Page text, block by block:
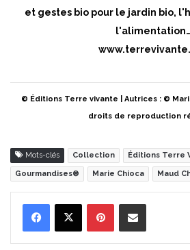
et gestes bio pour le jardin bio,
l'alimentation…
© Éditions Terre vivante | Autrices : ©
droits de reproduction
Mots-clés Collection Éditions Terre
Gourmandises® Marie Chioca Maud